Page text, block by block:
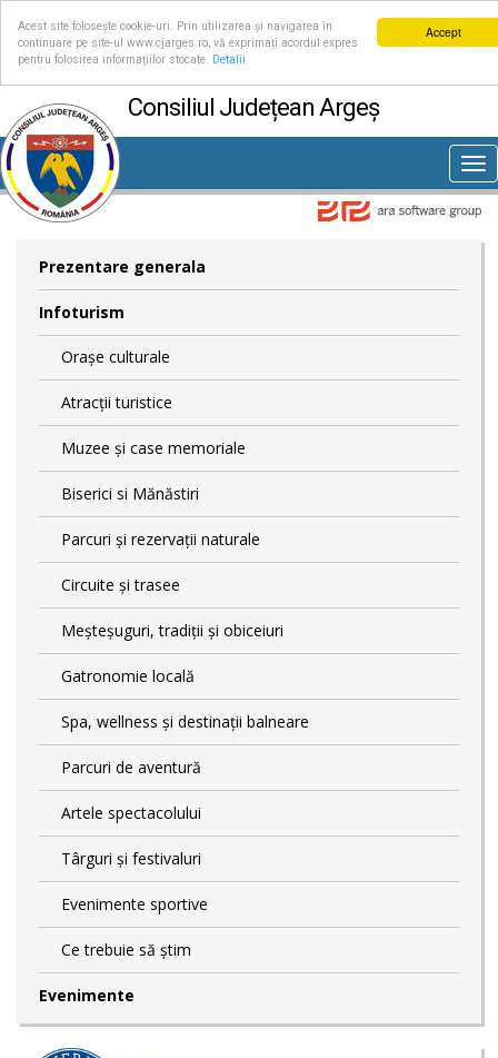
Accept
Acest site folosește cookie-uri. Prin utilizarea și navigarea în
continuare pe site-ul www.cjarges.ro, vă exprimați acordul expres
pentru folosirea informațiilor stocate.
Detalii
Consiliul Județean Argeș
Prezentare generala
Infoturism
Orașe culturale
Atracții turistice
Muzee și case memoriale
Biserici si Mănăstiri
Parcuri și rezervații naturale
Circuite și trasee
Meșteșuguri, tradiții și obiceiuri
Gatronomie locală
Spa, wellness și destinații balneare
Parcuri de aventură
Artele spectacolului
Târguri și festivaluri
Evenimente sportive
Ce trebuie să știm
Evenimente